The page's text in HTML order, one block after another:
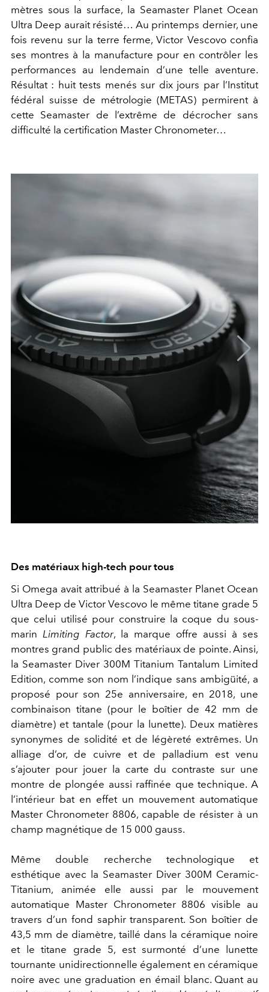
mètres sous la surface, la Seamaster Planet Ocean
Ultra Deep aurait résisté… Au printemps dernier, une
fois revenu sur la terre ferme, Victor Vescovo confia
ses montres à la manufacture pour en contrôler les
performances au lendemain d’une telle aventure.
Résultat : huit tests menés sur dix jours par l’Institut
fédéral suisse de métrologie (METAS) permirent à
cette Seamaster de l’extrême de décrocher sans
difficulté la certification Master Chronometer…
Des matériaux high-tech pour tous
Si Omega avait attribué à la Seamaster Planet Ocean
Ultra Deep de Victor Vescovo le même titane grade 5
que celui utilisé pour construire la coque du sous-
marin Limiting Factor, la marque offre aussi à ses
montres grand public des matériaux de pointe. Ainsi,
la Seamaster Diver 300M Titanium Tantalum Limited
Edition, comme son nom l’indique sans ambigüité, a
proposé pour son 25e anniversaire, en 2018, une
combinaison titane (pour le boîtier de 42 mm de
diamètre) et tantale (pour la lunette). Deux matières
synonymes de solidité et de légèreté extrêmes. Un
alliage d’or, de cuivre et de palladium est venu
s’ajouter pour jouer la carte du contraste sur une
montre de plongée aussi raffinée que technique. A
l’intérieur bat en effet un mouvement automatique
Master Chronometer 8806, capable de résister à un
champ magnétique de 15 000 gauss.
Même double recherche technologique et
esthétique avec la Seamaster Diver 300M Ceramic-
Titanium, animée elle aussi par le mouvement
automatique Master Chronometer 8806 visible au
travers d’un fond saphir transparent. Son boîtier de
43,5 mm de diamètre, taillé dans la céramique noire
et le titane grade 5, est surmonté d’une lunette
tournante unidirectionnelle également en céramique
noire avec une graduation en émail blanc. Quant au